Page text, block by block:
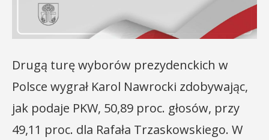
Drugą turę wyborów prezydenckich w
Polsce wygrał Karol Nawrocki zdobywając,
jak podaje PKW, 50,89 proc. głosów, przy
49,11 proc. dla Rafała Trzaskowskiego. W